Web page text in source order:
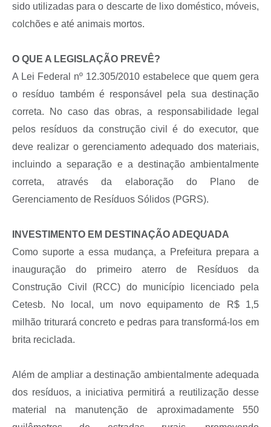
sido utilizadas para o descarte de lixo doméstico, móveis,
colchões e até animais mortos.
O QUE A LEGISLAÇÃO PREVÊ?
A Lei Federal nº 12.305/2010 estabelece que quem gera
o resíduo também é responsável pela sua destinação
correta. No caso das obras, a responsabilidade legal
pelos resíduos da construção civil é do executor, que
deve realizar o gerenciamento adequado dos materiais,
incluindo a separação e a destinação ambientalmente
correta, através da elaboração do Plano de
Gerenciamento de Resíduos Sólidos (PGRS).
INVESTIMENTO EM DESTINAÇÃO ADEQUADA
Como suporte a essa mudança, a Prefeitura prepara a
inauguração do primeiro aterro de Resíduos da
Construção Civil (RCC) do município licenciado pela
Cetesb. No local, um novo equipamento de R$ 1,5
milhão triturará concreto e pedras para transformá-los em
brita reciclada.
Além de ampliar a destinação ambientalmente adequada
dos resíduos, a iniciativa permitirá a reutilização desse
material na manutenção de aproximadamente 550